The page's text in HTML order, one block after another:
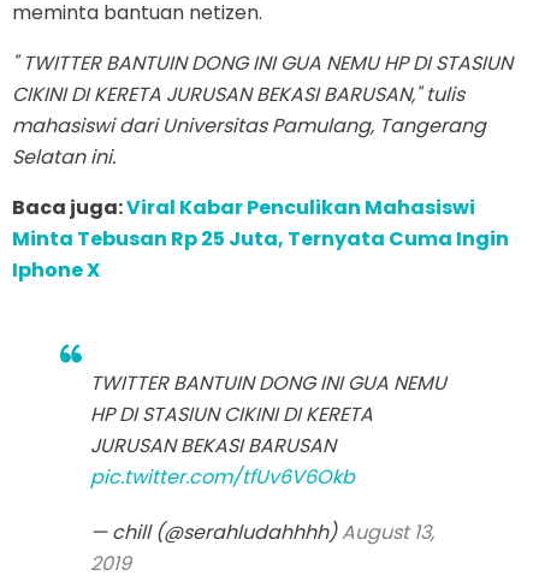
meminta bantuan netizen.
" TWITTER BANTUIN DONG INI GUA NEMU HP DI STASIUN
CIKINI DI KERETA JURUSAN BEKASI BARUSAN," tulis
mahasiswi dari Universitas Pamulang, Tangerang
Selatan ini.
Baca juga:Viral Kabar Penculikan Mahasiswi
Minta Tebusan Rp 25 Juta, Ternyata Cuma Ingin
Iphone X
TWITTER BANTUIN DONG INI GUA NEMU
HP DI STASIUN CIKINI DI KERETA
JURUSAN BEKASI BARUSAN
pic.twitter.com/tfUv6V6Okb
— chill (@serahludahhhh)August 13,
2019